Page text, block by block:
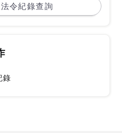
令紀錄查詢
錄